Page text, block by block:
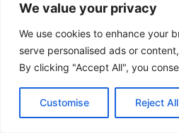
We value your privacy
We use cookies to enhance your
serve personalised ads or
By clicking "Accept All", you
Customise Reject All
Retinopatía Solar:
prevención
Planificación para el
Seguridad Visual
Checklist de
Eclipses (2026–2028)